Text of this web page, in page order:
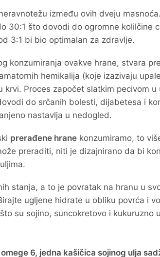
između ovih dveju
30:1 što dovodi do ogromne kolilčine
3:1 bi bio optimalan za zdravlje.
konzumiranja ovakve hrane, stvara
hemikalija (koje izazivaju
Proces započet slatkim pecivom u
do srčanih bolesti, dijabetesa i
nastavlja u nedogled.
prerađene hrane konzumiramo, to
preraditi, niti je dizajnirano da bi
stanja, a to je povratak na hranu u
ugljene hidrate u obliku povrća i
su sojino, suncokretovo i kukuruzno
6, jedna kašičica sojinog ulja